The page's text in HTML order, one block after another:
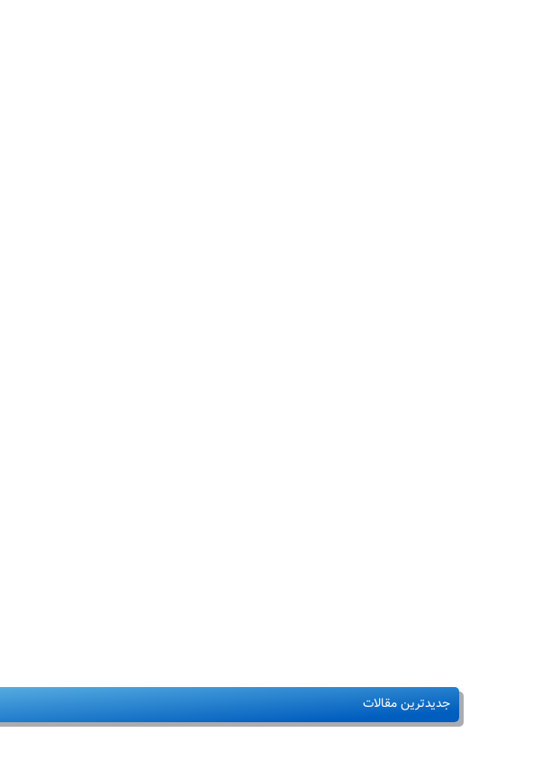
جدیدترین مقالات